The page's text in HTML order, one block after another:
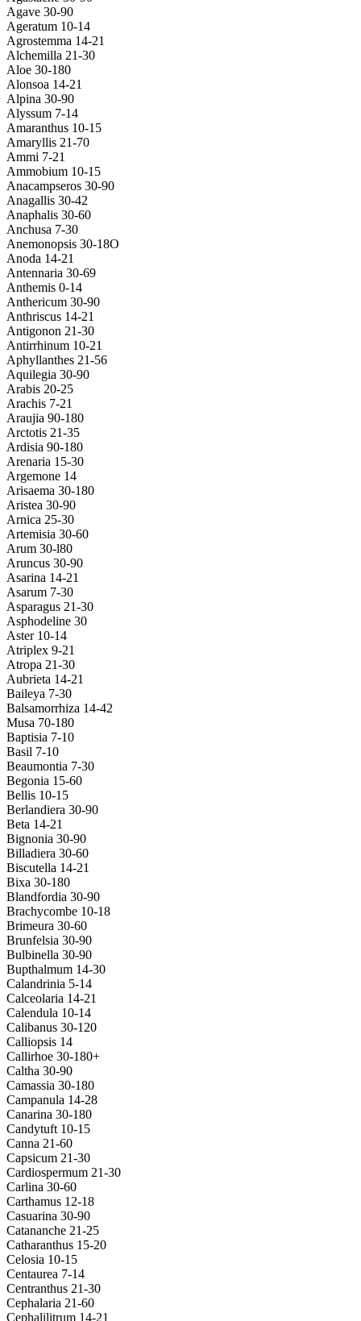
Agave 30-90
Ageratum 10-14
Agrostemma 14-21
Alchemilla 21-30
Aloe 30-180
Alonsoa 14-21
Alpina 30-90
Alyssum 7-14
Amaranthus 10-15
Amaryllis 21-70
Ammi 7-21
Ammobium 10-15
Anacampseros 30-90
Anagallis 30-42
Anaphalis 30-60
Anchusa 7-30
Anemonopsis 30-18O
Anoda 14-21
Antennaria 30-69
Anthemis 0-14
Anthericum 30-90
Anthriscus 14-21
Antigonon 21-30
Antirrhinum 10-21
Aphyllanthes 21-56
Aquilegia 30-90
Arabis 20-25
Arachis 7-21
Araujia 90-180
Arctotis 21-35
Ardisia 90-180
Arenaria 15-30
Argemone 14
Arisaema 30-180
Aristea 30-90
Arnica 25-30
Artemisia 30-60
Arum 30-l80
Aruncus 30-90
Asarina 14-21
Asarum 7-30
Asparagus 21-30
Asphodeline 30
Aster 10-14
Atriplex 9-21
Atropa 21-30
Aubrieta 14-21
Baileya 7-30
Balsamorrhiza 14-42
Musa 70-180
Baptisia 7-10
Basil 7-10
Beaumontia 7-30
Begonia 15-60
Bellis 10-15
Berlandiera 30-90
Beta 14-21
Bignonia 30-90
Billadiera 30-60
Biscutella 14-21
Bixa 30-180
Blandfordia 30-90
Brachycombe 10-18
Brimeura 30-60
Brunfelsia 30-90
Bulbinella 30-90
Bupthalmum 14-30
Calandrinia 5-14
Calceolaria 14-21
Calendula 10-14
Calibanus 30-120
Calliopsis 14
Callirhoe 30-180+
Caltha 30-90
Camassia 30-180
Campanula 14-28
Canarina 30-180
Candytuft 10-15
Canna 21-60
Capsicum 21-30
Cardiospermum 21-30
Carlina 30-60
Carthamus 12-18
Casuarina 30-90
Catananche 21-25
Catharanthus 15-20
Celosia 10-15
Centaurea 7-14
Centranthus 21-30
Cephalaria 21-60
Cephalilitrum 14-21